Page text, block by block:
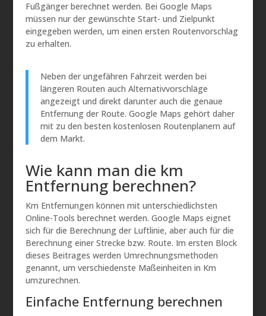
Fußgänger berechnet werden. Bei Google Maps
müssen nur der gewünschte Start- und Zielpunkt
eingegeben werden, um einen ersten Routenvorschlag
zu erhalten.
Neben der ungefähren Fahrzeit werden bei
längeren Routen auch Alternativvorschläge
angezeigt und direkt darunter auch die genaue
Entfernung der Route. Google Maps gehört daher
mit zu den besten kostenlosen Routenplanern auf
dem Markt.
Wie kann man die km
Entfernung berechnen?
Km Entfernungen können mit unterschiedlichsten
Online-Tools berechnet werden. Google Maps eignet
sich für die Berechnung der Luftlinie, aber auch für die
Berechnung einer Strecke bzw. Route. Im ersten Block
dieses Beitrages werden Umrechnungsmethoden
genannt, um verschiedenste Maßeinheiten in Km
umzurechnen.
Einfache Entfernung berechnen